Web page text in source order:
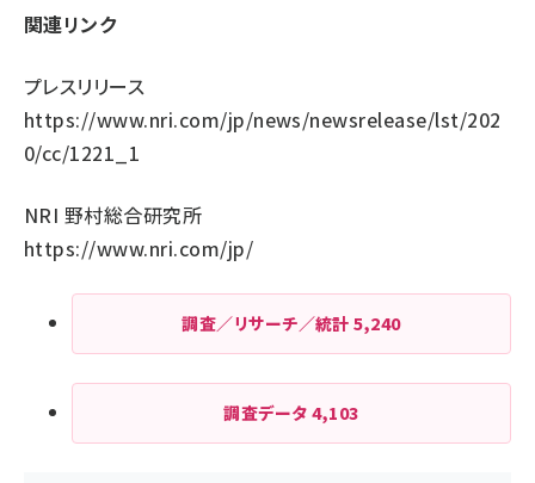
関連リンク
プレスリリース
https://www.nri.com/jp/news/newsrelease/lst/202
0/cc/1221_1
NRI 野村総合研究所
https://www.nri.com/jp/
調査／リサーチ／統計5,240
調査データ4,103